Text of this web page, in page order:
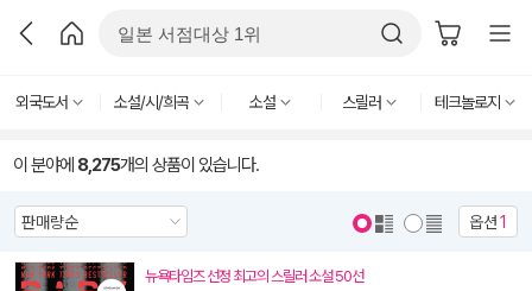
외국도서 소설/시/희곡 소설 스릴러 테크놀로지
이 분야에 8,275개의 상품이 있습니다.
옵션1
뉴욕타임즈 선정 최고의 스릴러 소설 50선